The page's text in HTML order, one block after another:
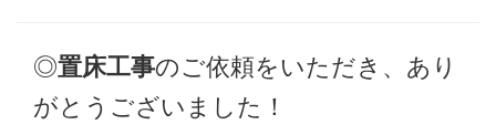
◎置床工事のご依頼をいただき、あり
がとうございました！